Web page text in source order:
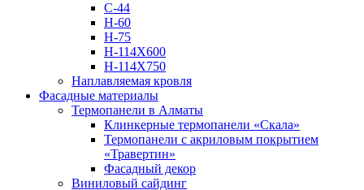
С-44
Н-60
Н-75
Н-114Х600
Н-114Х750
Наплавляемая кровля
Фасадные материалы
Термопанели в Алматы
Клинкерные термопанели «Скала»
Термопанели с акриловым покрытием
«Травертин»
Фасадный декор
Виниловый сайдинг